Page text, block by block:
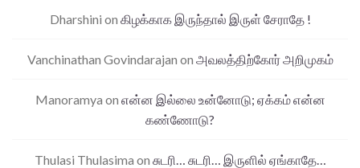
Dharshini on கிழக்காக இருந்தால் இருள் சேராதே !
Vanchinathan Govindarajan on அவலத்திற்கோர் அறிமுகம்
Manoramya on என்ன இல்லை உன்னோடு; ஏக்கம் என்ன
கண்ணோடு?
Thulasi Thulasima on சுடரி… சுடரி… இருளில் ஏங்காதே…